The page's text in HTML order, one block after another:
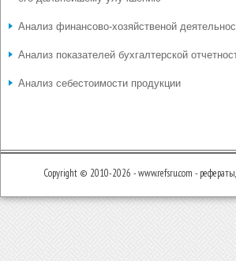
Анализ финансово-хозяйственой
Анализ показателей бухгалтерской
Анализ себестоимости продукции
Copyright © 2010-2026 - www.refsru.com -